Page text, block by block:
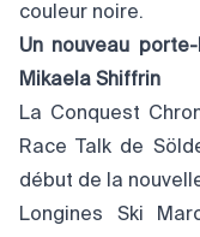
couleur noire.
Un nouveau
Mikaela Shiffrin
La Conquest
Race Talk de
début de la
Longines Ski